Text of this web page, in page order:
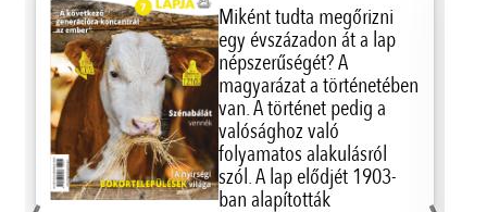
Miként tudta megőrizni
egy évszázadon át a lap
népszerűségét? A
magyarázat a történetében
van. A történet pedig a
valósághoz való
folyamatos alakulásról
szól. A lap elődjét 1903-
ban alapították